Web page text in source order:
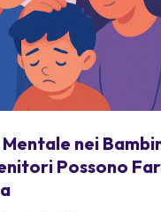
nei
Possono